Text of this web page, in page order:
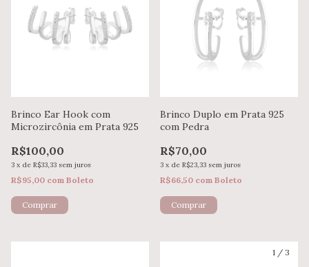
Brinco Ear Hook com
Microzircônia em Prata 925
R$100,00
3 x de R$33,33 sem juros
R$95,00 com Boleto
Brinco Duplo em Prata 925
com Pedra
R$70,00
3 x de R$23,33 sem juros
R$66,50 com Boleto
1 / 3